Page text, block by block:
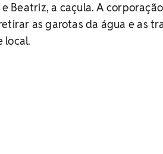
Beatriz, a caçula.A
as garotas da água e as
local.